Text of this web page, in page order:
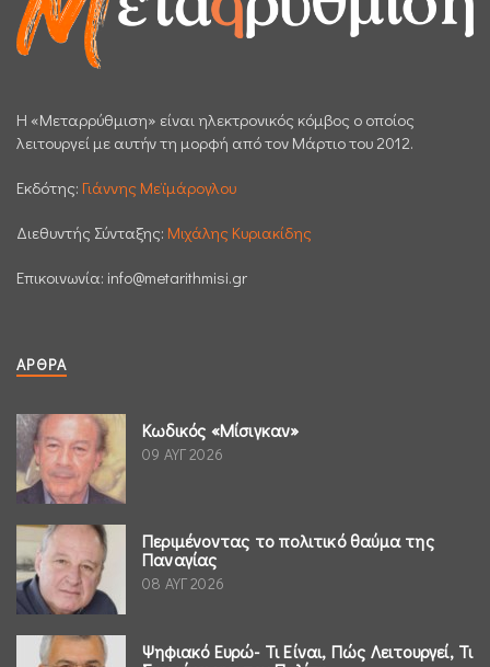
H «Μεταρρύθμιση» είναι ηλεκτρονικός κόμβος ο οποίος
λειτουργεί με αυτήν τη μορφή από τον Μάρτιο του 2012.
Εκδότης: Γιάννης Μεϊμάρογλου
Διεθυντής Σύνταξης: Μιχάλης Κυριακίδης
Επικοινωνία: info@metarithmisi.gr
ΆΡΘΡΑ
Κωδικός «Μίσιγκαν»
09 ΑΥΓ 2026
Περιμένοντας το πολιτικό θαύμα της
Παναγίας
08 ΑΥΓ 2026
Ψηφιακό Ευρώ- Τι Είναι, Πώς Λειτουργεί, Τι